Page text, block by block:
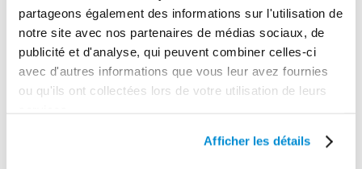
partageons également des informations sur l'utilisation de
notre site avec nos partenaires de médias sociaux, de
publicité et d'analyse, qui peuvent combiner celles-ci
avec d'autres informations que vous leur avez fournies
ou qu'ils ont collectées lors de votre utilisation de leurs
Afficher les détails
graisseurs
cuvettes genre
lub
Articulation
tournante